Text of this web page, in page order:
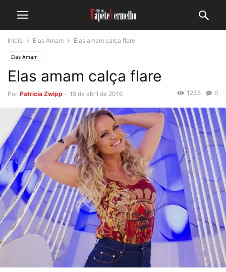
Início Elas Amam Elas amam calça flare
Elas Amam
Elas amam calça flare
Por Patricia Zwipp - 19 de abril de 2016 0
1235